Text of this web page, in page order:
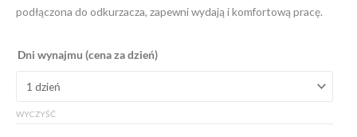
podłączona do odkurzacza, zapewni wydają i komfortową pracę.
Dni wynajmu (cena za dzień)
WYCZYŚĆ
Szlifierka
do